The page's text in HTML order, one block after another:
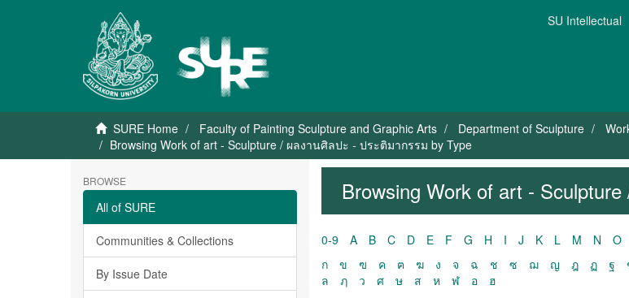
SU Intellectual
SURE Home Faculty of Painting Sculpture and Graphic Arts Department of Sculpture
Browsing Work of art - Sculpture / ผลงานศิลปะ - ประติมากรรม by Type
BROWSE
All of SURE
Communities & Collections
By Issue Date
Browsing Work of art -
0-9 A B C D E F G H I J K L M N O
ก
ข ฃ ค ฅ ฆ ง จ ฉ ช ซ ฌ ญ ฎ ฏ ฐ
ล
ฦ ว ศ ษ ส ห ฬ อ ฮ